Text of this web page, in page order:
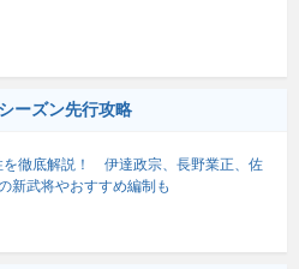
ーズン先行攻略
を徹底解説！ 伊達政宗、長野業正、佐
新武将やおすすめ編制も